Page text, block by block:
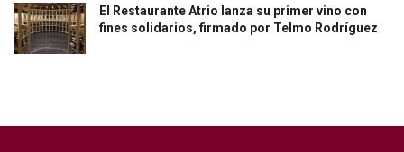
El Restaurante Atrio lanza su primer vino con
fines solidarios, firmado por Telmo Rodríguez